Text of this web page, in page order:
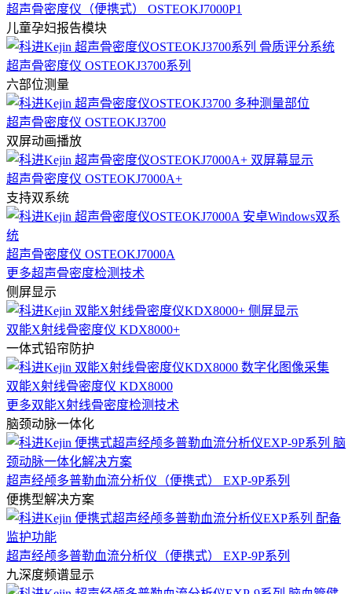
超声骨密度仪（便携式） OSTEOKJ7000P1
儿童孕妇报告模块
超声骨密度仪 OSTEOKJ3700系列
六部位测量
超声骨密度仪 OSTEOKJ3700
双屏动画播放
超声骨密度仪 OSTEOKJ7000A+
支持双系统
超声骨密度仪 OSTEOKJ7000A
更多超声骨密度检测技术
侧屏显示
双能X射线骨密度仪 KDX8000+
一体式铅帘防护
双能X射线骨密度仪 KDX8000
更多双能X射线骨密度检测技术
脑颈动脉一体化
超声经颅多普勒血流分析仪（便携式） EXP-9P系列
便携型解决方案
超声经颅多普勒血流分析仪（便携式） EXP-9P系列
九深度频谱显示